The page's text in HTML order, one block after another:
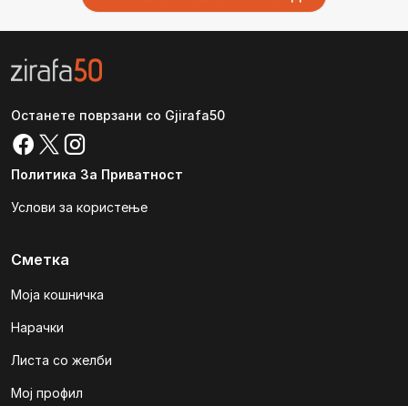
Останете поврзани со Gjirafa50
Политика За Приватност
Услови за користење
Сметка
Моја кошничка
Нарачки
Листа со желби
Мој профил